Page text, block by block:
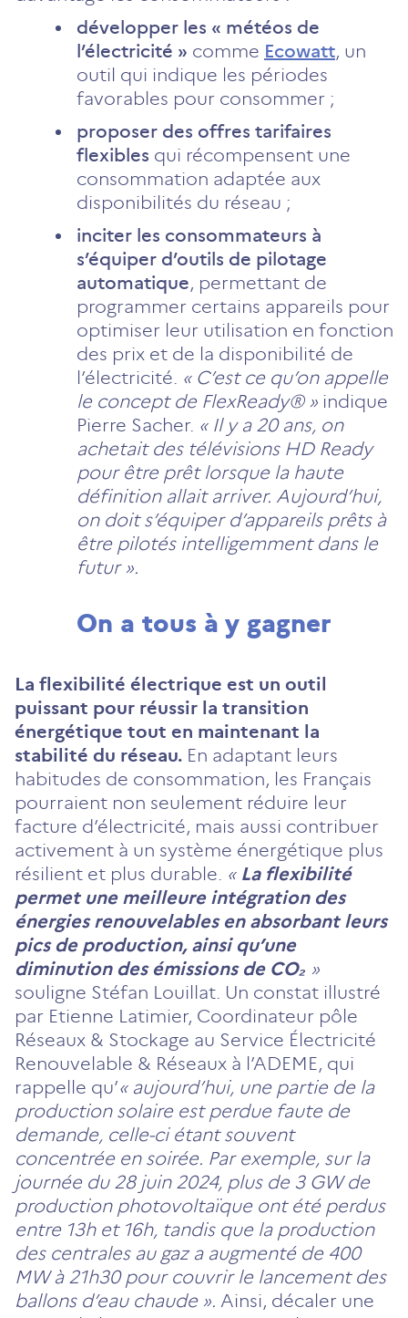
développer les « météos de
l’électricité » comme Ecowatt, un
outil qui indique les périodes
favorables pour consommer ;
proposer des offres tarifaires
flexibles qui récompensent une
consommation adaptée aux
disponibilités du réseau ;
inciter les consommateurs à
s’équiper d’outils de pilotage
automatique, permettant de
programmer certains appareils pour
optimiser leur utilisation en fonction
des prix et de la disponibilité de
l’électricité. « C’est ce qu’on appelle
le concept de FlexReady® » indique
Pierre Sacher. « Il y a 20 ans, on
achetait des télévisions HD Ready
pour être prêt lorsque la haute
définition allait arriver. Aujourd’hui,
on doit s’équiper d’appareils prêts à
être pilotés intelligemment dans le
futur ».
On a tous à y gagner
La flexibilité électrique est un outil
puissant pour réussir la transition
énergétique tout en maintenant la
stabilité du réseau. En adaptant leurs
habitudes de consommation, les Français
pourraient non seulement réduire leur
facture d’électricité, mais aussi contribuer
activement à un système énergétique plus
résilient et plus durable. « La flexibilité
permet une meilleure intégration des
énergies renouvelables en absorbant leurs
pics de production, ainsi qu’une
diminution des émissions de CO₂ »
souligne Stéfan Louillat. Un constat illustré
par Etienne Latimier, Coordinateur pôle
Réseaux & Stockage au Service Électricité
Renouvelable & Réseaux à l’ADEME, qui
rappelle qu’« aujourd’hui, une partie de la
production solaire est perdue faute de
demande, celle-ci étant souvent
concentrée en soirée. Par exemple, sur la
journée du 28 juin 2024, plus de 3 GW de
production photovoltaïque ont été perdus
entre 13h et 16h, tandis que la production
des centrales au gaz a augmenté de 400
MW à 21h30 pour couvrir le lancement des
ballons d’eau chaude ». Ainsi, décaler une